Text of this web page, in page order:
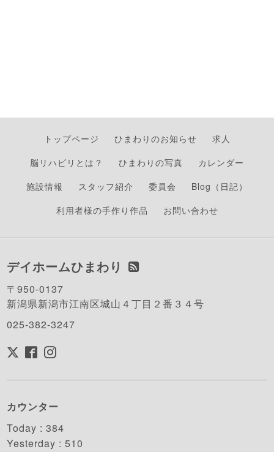
トップページ ひまわりのお知らせ
求人
脳リハビリとは？
ひまわりの写真
カレンダー
施設情報
スタッフ紹介 委員会
Blog（日記）
利用者様の手作り作品
お問い合わせ
デイホームひまわり
〒950-0137
新潟県新潟市江南区城山４丁目２番３４号
025-382-3247
カウンター
Today :384
Yesterday :510